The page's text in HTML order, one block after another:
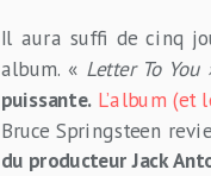
Il aura suffi de cinq
album. « Letter To You
puissante. L’album (et
Bruce Springsteen
du producteur Jack